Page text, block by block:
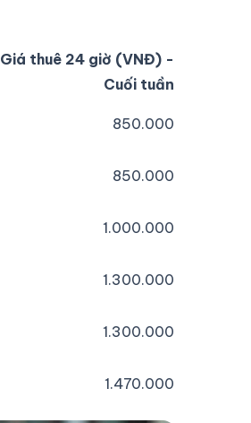
Giá thuê 24 giờ (VNĐ) -
Cuối tuần
850.000
850.000
1.000.000
1.300.000
1.300.000
1.470.000